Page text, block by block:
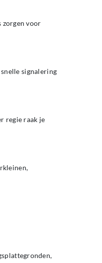
zorgen voor
signalering
regie raak je